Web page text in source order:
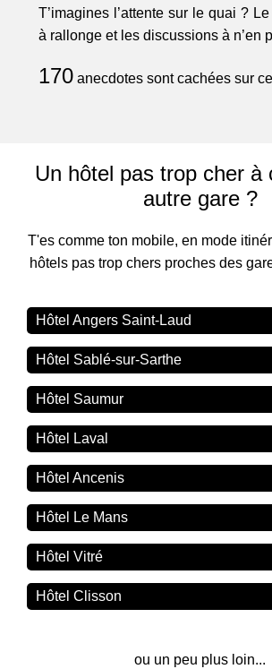
T’imagines l’attente sur le quai ?
à rallonge et les discussions à n’en
170anecdotes sont cachées sur
Un hôtel pas trop cher à
autre gare ?
T'es comme ton mobile, en mode
hôtels pas trop chers proches des
Hôtel Angers Saint-Laud
Hôtel Sablé-sur-Sarthe
Hôtel Saumur
Hôtel Laval
Hôtel Ancenis
Hôtel Le Mans
Hôtel Vitré
Hôtel Clisson
ou un peu plus loin...